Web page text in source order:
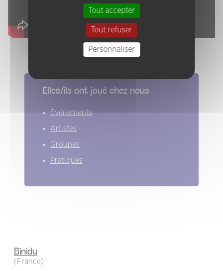
Elles/ils ont joué chez nous
Evénements
Artistes
Groupes
Pratiques
Binidu
(France)
Tout accepter
Tout refuser
Personnaliser